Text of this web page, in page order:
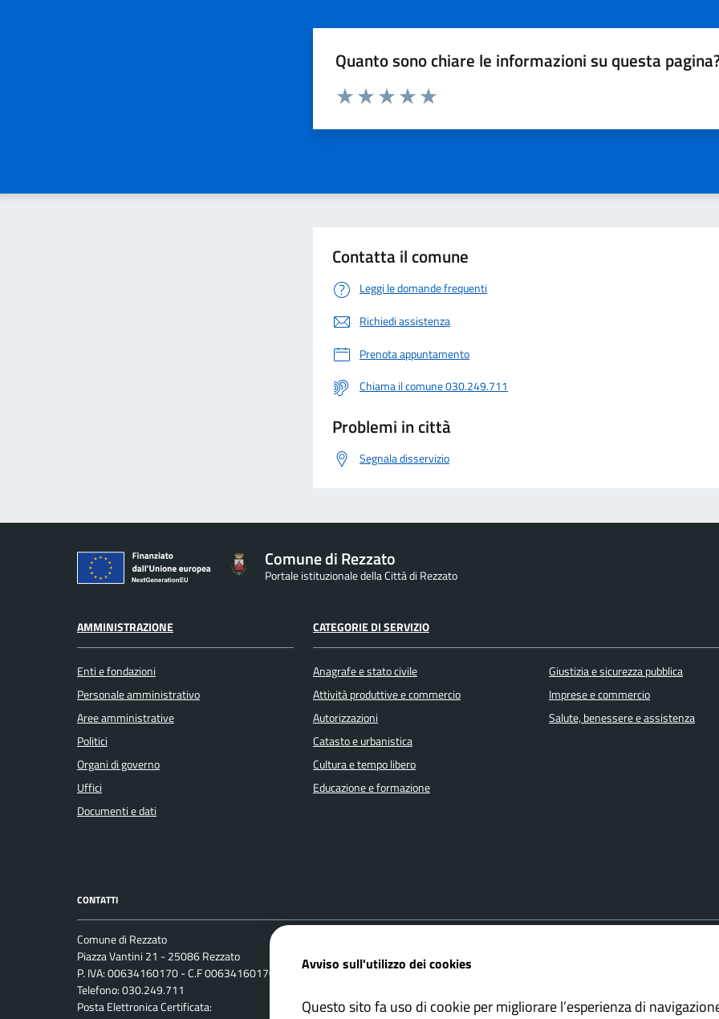
Quanto sono chiare le informazioni su questa
Valuta da 1 a 5 stelle la pagina
Contatta il comune
Leggi le domande frequenti
Richiedi assistenza
Prenota appuntamento
Chiama il comune 030.249.711
Problemi in città
Segnala disservizio
Comune di Rezzato
Portale istituzionale della Città di Rezzato
AMMINISTRAZIONE
Enti e fondazioni
Personale amministrativo
Aree amministrative
Politici
Organi di governo
Uffici
Documenti e dati
CATEGORIE DI SERVIZIO
Anagrafe e stato civile
Attività produttive e commercio
Autorizzazioni
Catasto e urbanistica
Cultura e tempo libero
Educazione e formazione
Giustizia e sicurezza pubblica
Imprese e commercio
Salute, benessere e assistenza
CONTATTI
Comune di Rezzato
Piazza Vantini 21 - 25086 Rezzato
P. IVA: 00634160170 - C.F 00634160170
Telefono: 030.249.711
Posta Elettronica Certificata:
Prenotazione appuntamento
Richiesta d'assistenza
Note Legali
Avviso sull'utilizzo dei cookies
Questo sito fa uso di cookie per migliorare l’esperienza di